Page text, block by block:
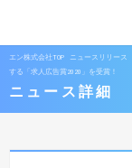
エン株式会社TOP ニュースリリース
する「求人広告賞2020」を受賞！
ニュース詳細